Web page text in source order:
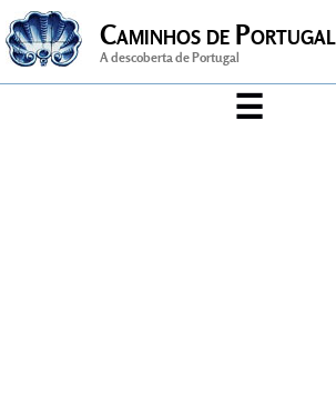
Caminhos de Portugal
A descoberta de Portugal
☰